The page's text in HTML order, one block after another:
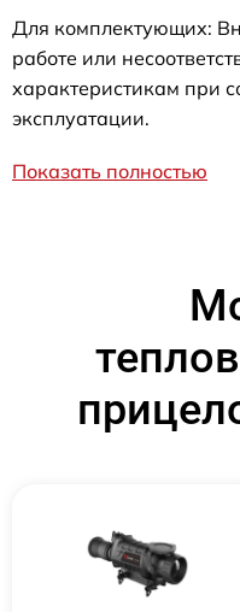
Для комплектующих:
работе или
характеристикам при
эксплуатации.
Показать полностью